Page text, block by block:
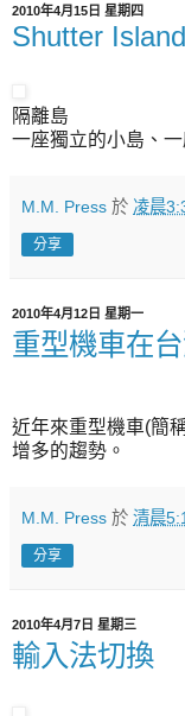
2010年4月15日 星期四
Shutter Island
隔離島
一座獨立的小島、
M.M. Press 於 凌晨
分享
2010年4月12日 星期一
重型機車在
近年來重型機車(簡
增多的趨勢。
M.M. Press 於 清晨
分享
2010年4月7日 星期三
輸入法切換